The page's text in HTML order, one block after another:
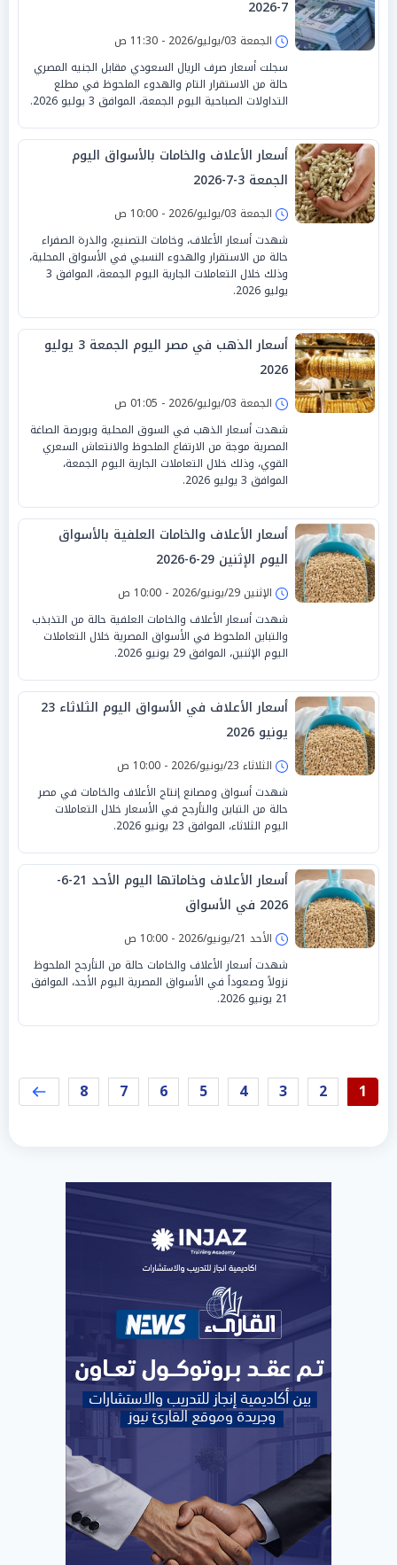
7-2026
الجمعة 03/يوليو/2026 - 11:30 ص
سجلت أسعار صرف الريال السعودي مقابل الجنيه المصري
حالة من الاستقرار التام والهدوء الملحوظ في مطلع
التداولات الصباحية اليوم الجمعة، الموافق 3 يوليو 2026.
أسعار الأعلاف والخامات بالأسواق اليوم
الجمعة 3-7-2026
الجمعة 03/يوليو/2026 - 10:00 ص
شهدت أسعار الأعلاف، وخامات التصنيع، والذرة الصفراء
حالة من الاستقرار والهدوء النسبي في الأسواق المحلية،
وذلك خلال التعاملات الجارية اليوم الجمعة، الموافق 3
يوليو 2026.
أسعار الذهب في مصر اليوم الجمعة 3 يوليو
2026
الجمعة 03/يوليو/2026 - 01:05 ص
شهدت أسعار الذهب في السوق المحلية وبورصة الصاغة
المصرية موجة من الارتفاع الملحوظ والانتعاش السعري
القوي، وذلك خلال التعاملات الجارية اليوم الجمعة،
الموافق 3 يوليو 2026.
أسعار الأعلاف والخامات العلفية بالأسواق
اليوم الإثنين 29-6-2026
الإثنين 29/يونيو/2026 - 10:00 ص
شهدت أسعار الأعلاف والخامات العلفية حالة من التذبذب
والتباين الملحوظ في الأسواق المصرية خلال التعاملات
اليوم الإثنين، الموافق 29 يونيو 2026.
أسعار الأعلاف في الأسواق اليوم الثلاثاء 23
يونيو 2026
الثلاثاء 23/يونيو/2026 - 10:00 ص
شهدت أسواق ومصانع إنتاج الأعلاف والخامات في مصر
حالة من التباين والتأرجح في الأسعار خلال التعاملات
اليوم الثلاثاء، الموافق 23 يونيو 2026.
أسعار الأعلاف وخاماتها اليوم الأحد 21-6-
2026 في الأسواق
الأحد 21/يونيو/2026 - 10:00 ص
شهدت أسعار الأعلاف والخامات حالة من التأرجح الملحوظ
نزولاً وصعوداً في الأسواق المصرية اليوم الأحد، الموافق
21 يونيو 2026.
1
2
3
4
5
6
7
8